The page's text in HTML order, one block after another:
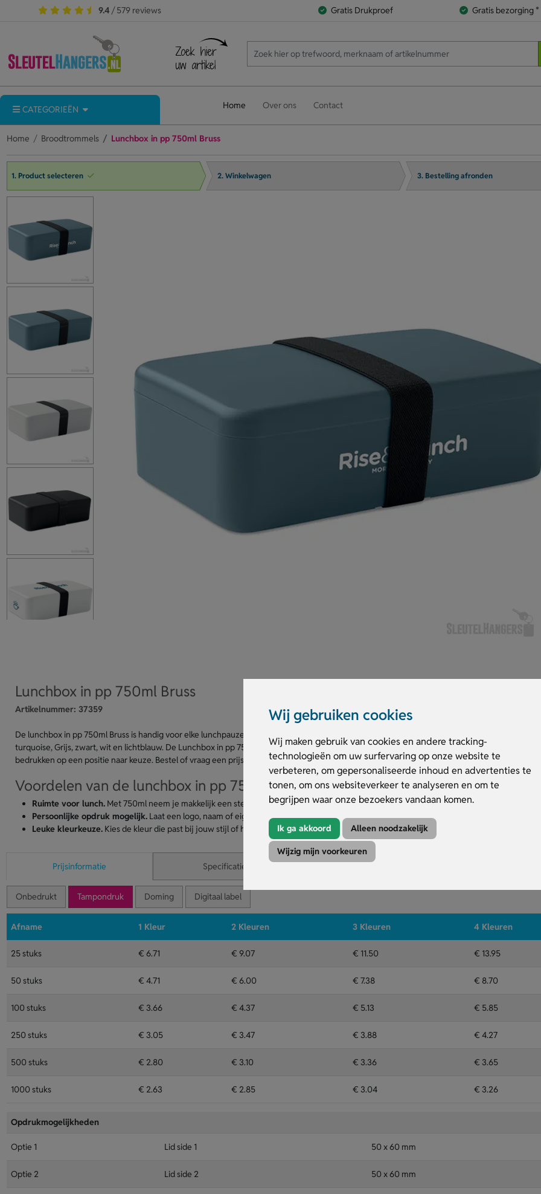
Wij gebruiken cookies
Wij maken gebruik van cookies en andere tracking-
technologieën om uw surfervaring op onze website te
verbeteren, om gepersonaliseerde inhoud en advertenties te
tonen, om ons websiteverkeer te analyseren en om te
begrijpen waar onze bezoekers vandaan komen.
Ik ga akkoord Alleen noodzakelijk
Wijzig mijn voorkeuren
9.4 / 579 reviews Gratis Drukproef Gratis bezorging *
CATEGORIEËN Home Over ons Contact
Home Broodtrommels Lunchbox in pp 750ml Bruss
1. Product selecteren 2. Winkelwagen 3. Bestelling afronden
Lunchbox in pp 750ml Bruss
Artikelnummer: 37359
De lunchbox in pp 750ml Bruss is handig voor elke lunchpauze. Deze pp lunchbox heeft een rpet elastieksluiting en een inhoud van 750ml. Je
turquoise, Grijs, zwart, wit en lichtblauw. De Lunchbox in pp 750ml Bruss is leuk om te personaliseren met een logo, naam of eigen ontwerp.
bedrukken op een positie naar keuze. Bestel of vraag een prijs op.
Voordelen van de lunchbox in pp 750ml Bruss
Ruimte voor lunch.Met 750ml neem je makkelijk een stevige lunch mee.
Persoonlijke opdruk mogelijk.Laat een logo, naam of eigen ontwerp plaatsen op meerdere drukposities.
Leuke kleurkeuze.Kies de kleur die past bij jouw stijl of huisstijl.
Prijsinformatie Specificaties
Onbedrukt Tampondruk Doming Digitaal label
Afname 1 Kleur 2 Kleuren 3 Kleuren 4 Kleuren
25 stuks € 6.71 € 9.07 € 11.50 € 13.95
50 stuks € 4.71 € 6.00 € 7.38 € 8.70
100 stuks € 3.66 € 4.37 € 5.13 € 5.85
250 stuks € 3.05 € 3.47 € 3.88 € 4.27
500 stuks € 2.80 € 3.10 € 3.36 € 3.65
1000 stuks € 2.63 € 2.85 € 3.04 € 3.26
Opdrukmogelijkheden
Optie 1 Lid side 1 50 x 60 mm
Optie 2 Lid side 2 50 x 60 mm